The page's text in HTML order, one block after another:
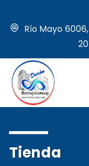
Río Mayo
Tienda